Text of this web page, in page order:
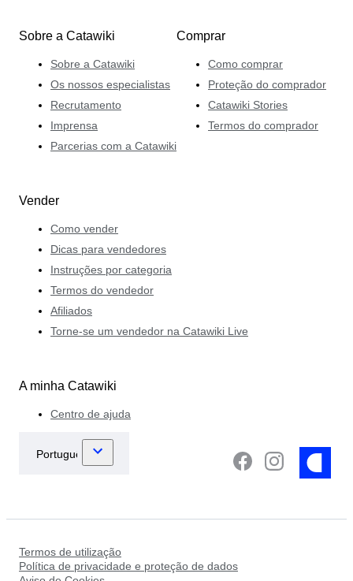
Sobre a Catawiki
Sobre a Catawiki
Os nossos especialistas
Recrutamento
Imprensa
Parcerias com a Catawiki
Comprar
Como comprar
Proteção do comprador
Catawiki Stories
Termos do comprador
Vender
Como vender
Dicas para vendedores
Instruções por categoria
Termos do vendedor
Afiliados
Torne-se um vendedor na Catawiki Live
A minha Catawiki
Centro de ajuda
Termos de utilização
Política de privacidade e proteção de dados